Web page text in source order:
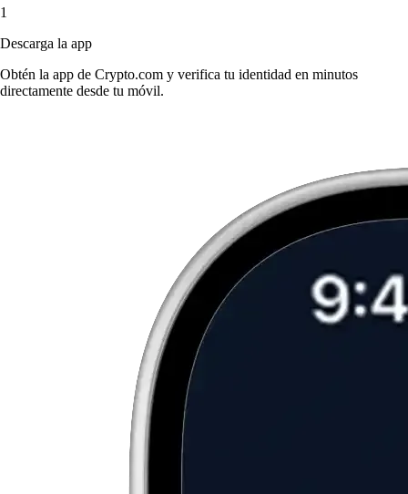
1
Descarga la app
Obtén la app de Crypto.com y verifica tu identidad en minutos
directamente desde tu móvil.